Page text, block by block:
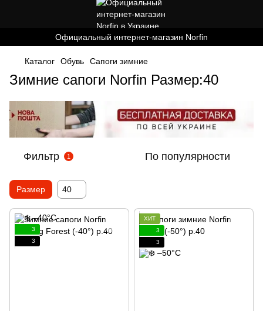
Официальный интернет-магазин Norfin
Каталог Обувь Cапоги зимние
Зимние сапоги Norfin Размер:40
Фильтр 1 По популярности
Размер 40
3
3
ХИТ
3
3